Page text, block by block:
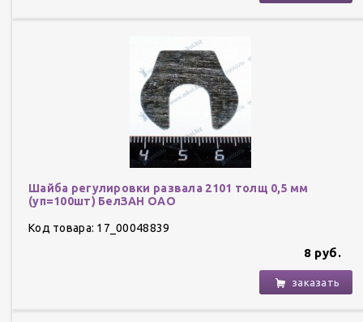
Шайба регулировки развала 2101 толщ 0,5 мм
(уп=100шт) БелЗАН ОАО
Код товара: 17_00048839
8 руб.
заказать